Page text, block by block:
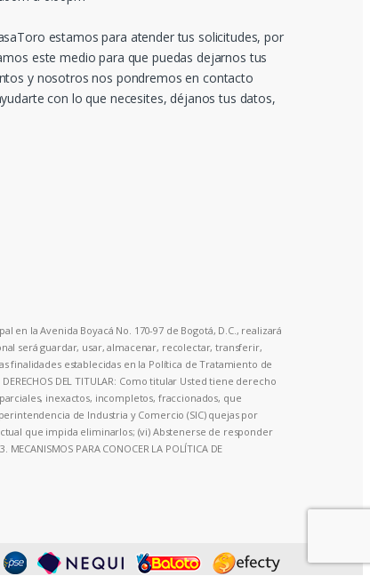
estamos para atender tus solicitudes, por
este medio para que puedas dejarnos tus
y nosotros nos pondremos en contacto
con lo que necesites, déjanos tus datos,
en la Avenida Boyacá No. 170-97 de Bogotá, D.C., realizará
será guardar, usar, almacenar, recolectar, transferir,
establecidas en la Política de Tratamiento de
DEL TITULAR: Como titular Usted tiene derecho
inexactos, incompletos, fraccionados, que
de Industria y Comercio (SIC) quejas por
que impida eliminarlos; (vi) Abstenerse de responder
PARA CONOCER LA POLÍTICA DE